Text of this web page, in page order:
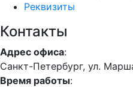
Реквизиты
Контакты
Адрес офиса:
Санкт-Петербург, ул.
Время работы: